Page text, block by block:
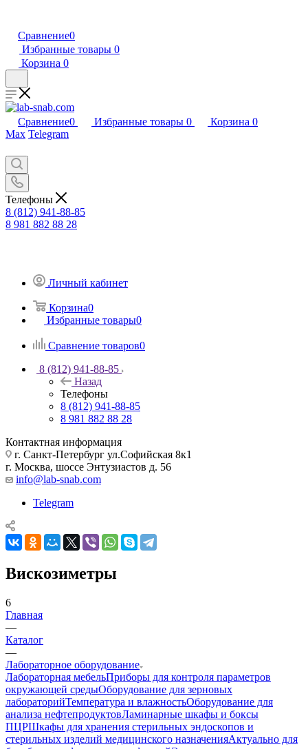
Сравнение0
Избранные товары 0
Корзина 0
Сравнение0 Избранные товары 0 Корзина 0
Max Telegram
Телефоны
8 (812) 941-88-85
8 981 882 88 28
Личный кабинет
Корзина0
Избранные товары0
Сравнение товаров0
8 (812) 941-88-85
Назад
Телефоны
8 (812) 941-88-85
8 981 882 88 28
Контактная информация
г. Санкт-Петербург ул.Софийская 8к1
г. Москва, шоссе Энтузиастов д. 56
info@lab-snab.com
Telegram
Вискозиметры
6
Главная
—
Каталог
—
Лабораторное оборудование
Лабораторная мебельПриборы для контроля параметров
окружающей средыОборудование для зерновых
лабораторийТемпература и влажностьОборудование для
анализа нефтепродуктовЛаминарные шкафы и боксы
ПЦРШкафы для хранения стерильных эндоскопов и
стерильных изделий медицинского назначенияАктуально для